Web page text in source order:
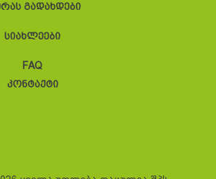
გადახდები
სიახლეები
FAQ
კონტაქტი